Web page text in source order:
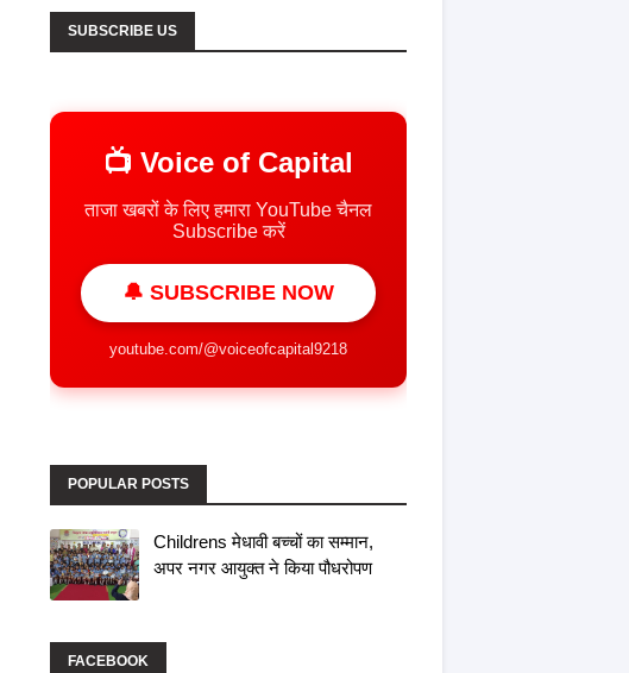
SUBSCRIBE US
📺 Voice of Capital
ताजा खबरों के लिए हमारा YouTube चैनल
Subscribe करें
🔔 SUBSCRIBE NOW
youtube.com/@voiceofcapital9218
POPULAR POSTS
Childrens मेधावी बच्चों का सम्मान,
अपर नगर आयुक्त ने किया पौधरोपण
FACEBOOK